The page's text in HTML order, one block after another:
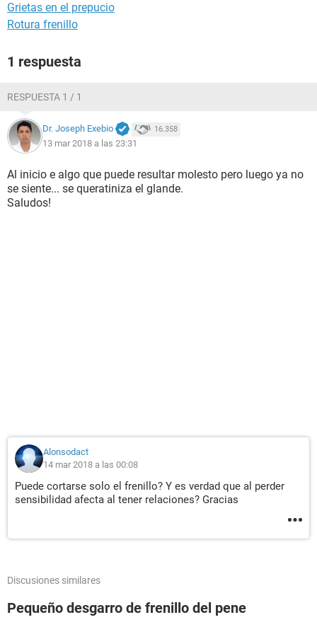
Grietas en el prepucio
Rotura frenillo
1 respuesta
RESPUESTA 1 / 1
Dr. Joseph Exebio 16.358
13 mar 2018 a las 23:31
Al inicio e algo que puede resultar molesto pero luego ya no
se siente... se queratiniza el glande.
Saludos!
Alonsodact
14 mar 2018 a las 00:08
Puede cortarse solo el frenillo? Y es verdad que al perder
sensibilidad afecta al tener relaciones? Gracias
Discusiones similares
Pequeño desgarro de frenillo del pene